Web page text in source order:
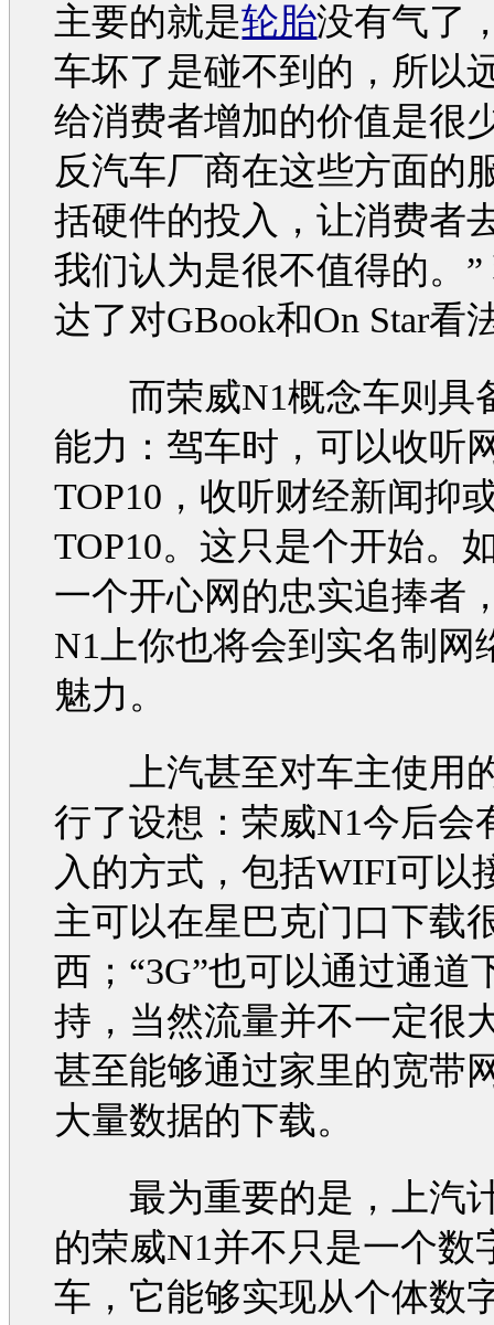
主要的就是轮胎没有气了
车坏了是碰不到的，所以
给消费者增加的价值是很
反汽车厂商在这些方面的
括硬件的投入，让消费者
我们认为是很不值得的。
达了对GBook和On Star看
而荣威N1概念车则具
能力：驾车时，可以收听
TOP10，收听财经新闻抑
TOP10。这只是个开始。
一个开心网的忠实追捧者
N1 上你也将会到实名制网
魅力。
上汽甚至对车主使用
行了设想：荣威N1今后会
入的方式，包括WIFI可以
主可以在星巴克门口下载
西；“3G”也可以通过通道
持，当然流量并不一定很
甚至能够通过家里的宽带
大量数据的下载。
最为重要的是，上汽
的荣威N1并不只是一个数
车，它能够实现从个体数